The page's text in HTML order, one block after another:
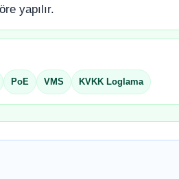
yapılır.
PoE VMS KVKK Loglama